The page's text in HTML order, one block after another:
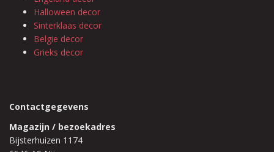
Halloween decor
Sinterklaas decor
Belgie decor
Grieks decor
Contactgegevens
Magazijn / bezoekadres
Bijsterhuizen 1174